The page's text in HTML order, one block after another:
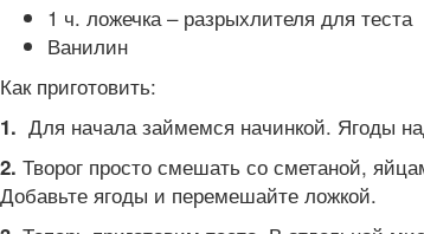
1 ч. ложечка – разрыхлителя для теста
Ванилин
Как приготовить:
1. Для начала займемся начинкой. Ягоды
2. Творог просто смешать со сметаной,
Добавьте ягоды и перемешайте ложкой.